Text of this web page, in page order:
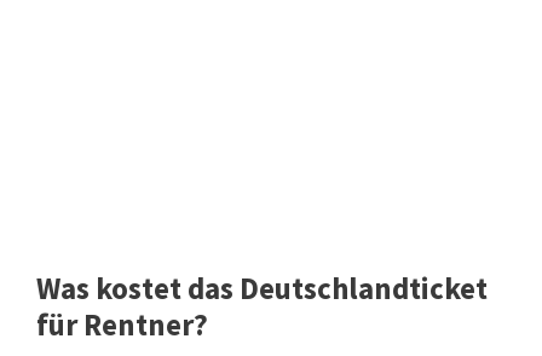
Was kostet das Deutschlandticket
für Rentner?